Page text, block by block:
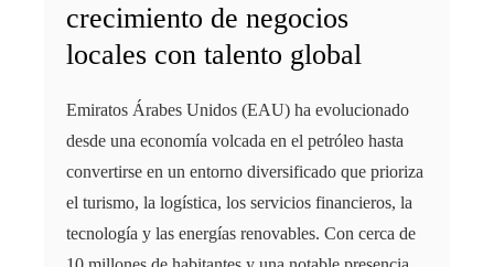
crecimiento de negocios
locales con talento global
Emiratos Árabes Unidos (EAU) ha evolucionado
desde una economía volcada en el petróleo hasta
convertirse en un entorno diversificado que prioriza
el turismo, la logística, los servicios financieros, la
tecnología y las energías renovables. Con cerca de